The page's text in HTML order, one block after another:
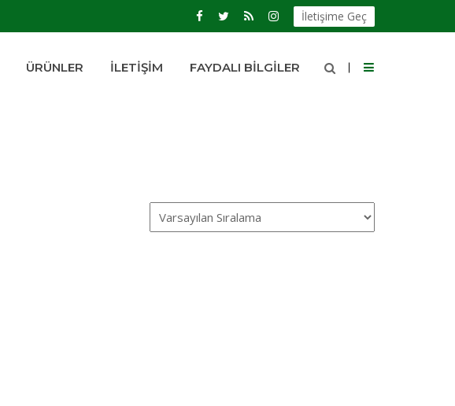
İletişime Geç
ÜRÜNLER İLETIŞIM FAYDALI BILGILER